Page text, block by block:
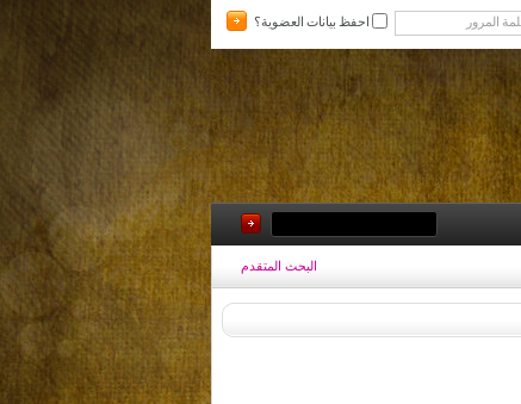
احفظ بيانات العضوية؟
البحث المتقدم